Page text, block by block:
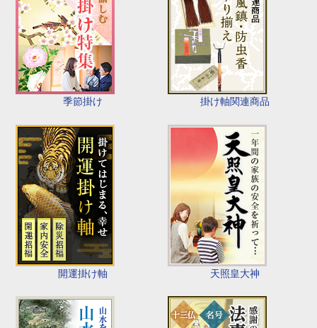
季節掛け 掛け軸関連商品
開運掛け軸 天照皇大神